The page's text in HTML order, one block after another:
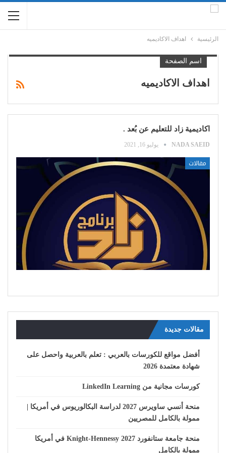
الرئيسية اهداف الاكاديميه
اسم الصفحة
اهداف الاكاديميه
اكاديمية زاد للتعليم عن بُعد .
NADA SAEID يوليو 16, 2021
مقالات
مقالات جديدة
أفضل مواقع للكورسات بالعربي : تعلم بالعربية واحصل على
شهادة معتمدة 2026
كورسات مجانية من LinkedIn Learning
منحة أنسي ساويرس 2027 لدراسة البكالوريوس في أمريكا |
ممولة بالكامل للمصريين
منحة جامعة ستانفورد Knight-Hennessy 2027 في أمريكا
ممولة بالكامل